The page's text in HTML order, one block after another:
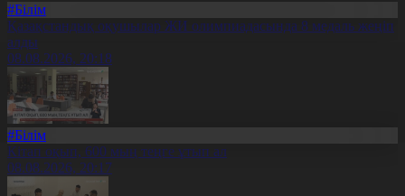
#Білім
Қазақстандық оқушылар ЖИ олимпиадасында 8 медаль жеңіп
алды
08.08.2026, 20:18
#Білім
Кітап оқып, 600 мың теңге ұтып ал
08.08.2026, 20:17